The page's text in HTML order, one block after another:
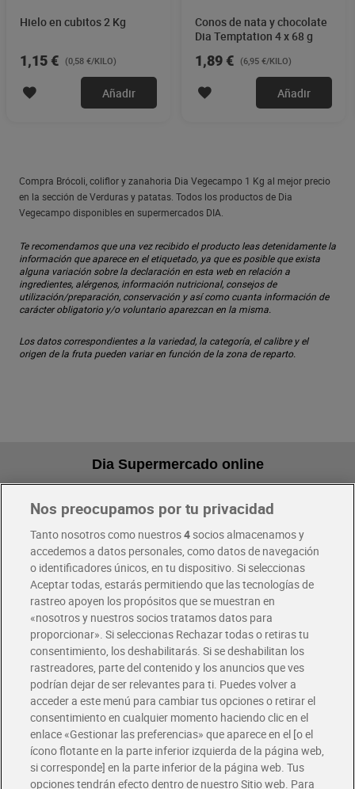
Hielo en cubitos 2 Kg
1,15 € (0,58 €/KILO)
Añadir
Conos de nata y chocolate
Dia Temptation 4 x 68 g
1,89 € (6,95 €/KILO)
Añadir
Compra Brócoli, coliflor y zanahoria Dia Vegecampo 1 Kg al mejor precio
en la sección de Verduras y patatas. Todos los productos de Dia
Vegecampo disponibles en supermercados DIA.
Te recomendamos que una vez recibido el producto leas detenidamente la
información que aparece en el etiquetado, ya que es posible que exista
alguna variación sobre la declaración en esta web en relación a
ingredientes, alérgenos, información nutricional, consejos de
utilización/preparación, conservación y así como cuanta información de
carácter obligatorio y/o voluntario aparezcan en la misma.
Los datos correspondientes a la variedad, la categoría, el calibre y el
origen de la fruta pueden variar en función de la zona de reparto.
Dia Supermercado online
Pide hoy, recibe hoy
Envío gratis por compras superiores a 100€
Envío estandar por 4,99€
Glovo y Uber Eats
Solicita tu factura de Glovo o Uber Eats
Únete al CLUB Dia
Disfruta las ventajas y ofertas exclusivas.
Descárgate la APP Dia
Folletos y Tiendas
Descubre las mejores ofertas y busca tu tienda más cercana
Nos preocupamos por tu privacidad
Tanto nosotros como nuestros4socios almacenamos y
accedemos a datos personales, como datos de navegación
o identificadores únicos, en tu dispositivo. Si seleccionas
Aceptar todas, estarás permitiendo que las tecnologías de
rastreo apoyen los propósitos que se muestran en
«nosotros y nuestros socios tratamos datos para
proporcionar». Si seleccionas Rechazar todas o retiras tu
consentimiento, los deshabilitarás. Si se deshabilitan los
rastreadores, parte del contenido y los anuncios que ves
podrían dejar de ser relevantes para ti. Puedes volver a
acceder a este menú para cambiar tus opciones o retirar el
consentimiento en cualquier momento haciendo clic en el
enlace «Gestionar las preferencias» que aparece en el [o el
ícono flotante en la parte inferior izquierda de la página web,
si corresponde] en la parte inferior de la página web. Tus
opciones tendrán efecto dentro de nuestro Sitio web. Para